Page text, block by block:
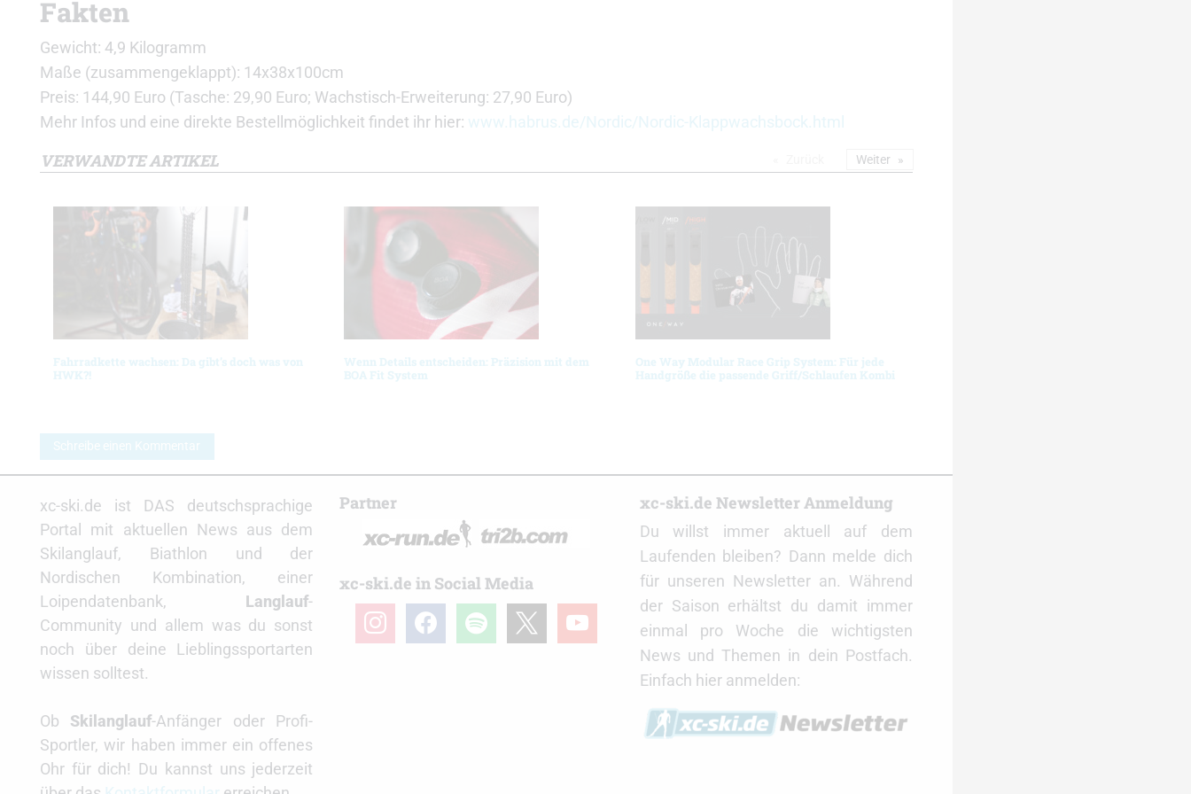
Fakten
Gewicht: 4,9 Kilogramm
Maße (zusammengeklappt): 14x38x100cm
Preis: 144,90 Euro (Tasche: 29,90 Euro; Wachstisch-Erweiterung: 27,90 Euro)
Mehr Infos und eine direkte Bestellmöglichkeit findet ihr hier: www.habrus.de/Nordic/Nordic-Klappwachsbock.html
VERWANDTE ARTIKEL
Fahrradkette wachsen: Da gibt’s doch was von
HWK?!
Wenn Details entscheiden: Präzision mit dem
BOA Fit System
One Way Modular Race Grip System: Für jede
Handgröße die passende Griff/Schlaufen Kombi
Weiter
Schreibe einen Kommentar
xc-ski.de ist DAS deutschsprachige
Portal mit aktuellen News aus dem
Skilanglauf, Biathlon und der
Nordischen Kombination, einer
Loipendatenbank, Langlauf-
Community und allem was du sonst
noch über deine Lieblingssportarten
wissen solltest.
Ob Skilanglauf-Anfänger oder Profi-
Sportler, wir haben immer ein offenes
Ohr für dich! Du kannst uns jederzeit
Partner
xc-ski.de in Social Media
instagramfacebookspotify youtube
xc-ski.de Newsletter Anmeldung
Du willst immer aktuell auf dem
Laufenden bleiben? Dann melde dich
für unseren Newsletter an. Während
der Saison erhältst du damit immer
einmal pro Woche die wichtigsten
News und Themen in dein Postfach.
Einfach hier anmelden: